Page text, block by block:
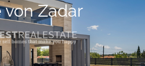
von Zadar